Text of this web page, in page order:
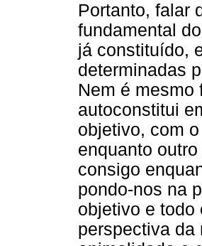
Portanto, falar
fundamental
já constituído,
determinadas
Nem é mesmo
autoconstitui
objetivo, com
enquanto
consigo
pondo-nos na
objetivo e todo
perspectiva da